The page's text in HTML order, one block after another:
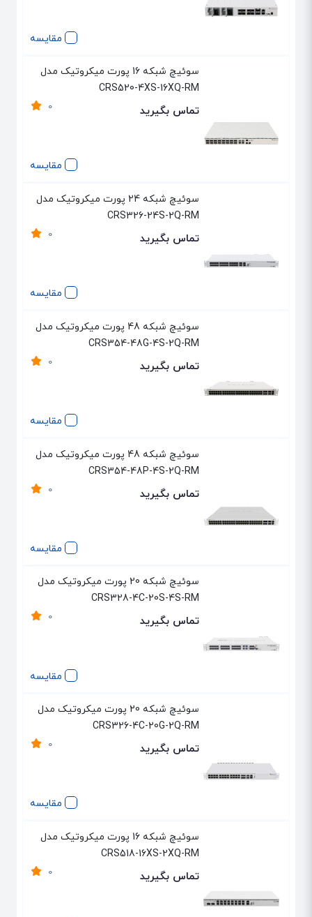
مقایسه
مقایسه
سوئیچ شبکه 16 پورت میکروتیک مدل
CRS520-4XS-16XQ-RM
0 تماس بگیرید
مقایسه
سوئیچ شبکه 24 پورت میکروتیک مدل
CRS326-24S-2Q-RM
0 تماس بگیرید
مقایسه
سوئیچ شبکه 48 پورت میکروتیک مدل
CRS354-48G-4S-2Q-RM
0 تماس بگیرید
مقایسه
سوئیچ شبکه 48 پورت میکروتیک مدل
CRS354-48P-4S-2Q-RM
0 تماس بگیرید
مقایسه
سوئیچ شبکه 20 پورت میکروتیک مدل
CRS328-4C-20S-4S-RM
0 تماس بگیرید
مقایسه
سوئیچ شبکه 20 پورت میکروتیک مدل
CRS326-4C-20G-2Q-RM
0 تماس بگیرید
سوئیچ شبکه 16 پورت میکروتیک مدل
CRS518-16XS-2XQ-RM
0 تماس بگیرید